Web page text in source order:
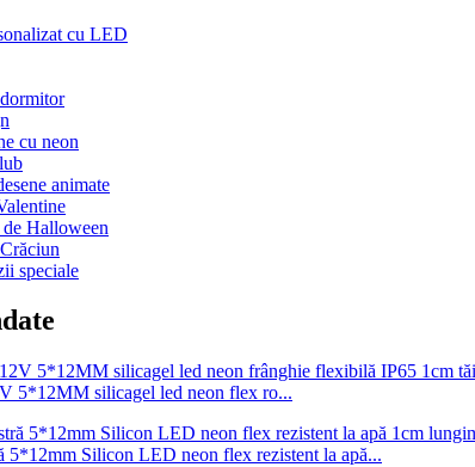
cu LED
cu neon
animate
de Halloween
speciale
5*12MM silicagel led neon flex ro...
5*12mm Silicon LED neon flex rezistent la apă...